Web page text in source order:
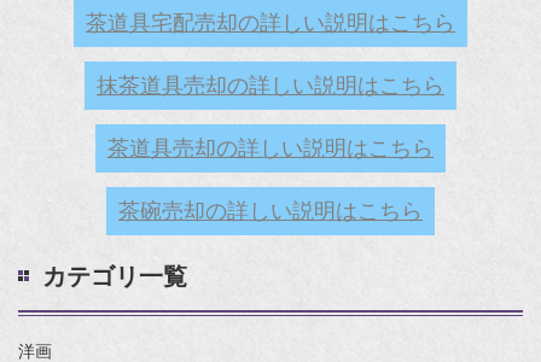
茶道具宅配売却の詳しい説明はこちら
抹茶道具売却の詳しい説明はこちら
茶道具売却の詳しい説明はこちら
茶碗売却の詳しい説明はこちら
カテゴリ一覧
洋画